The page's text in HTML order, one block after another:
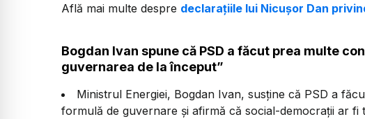
Află mai multe despre declarațiile lui Nicușor Dan
Bogdan Ivan spune că PSD a făcut prea multe
guvernarea de la început”
Ministrul Energiei, Bogdan Ivan, susține că PSD a
formulă de guvernare și afirmă că social-democrații ar